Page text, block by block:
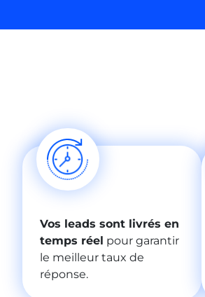
Vos leads sont livrés en
temps réel pour garantir
le meilleur taux de
réponse.